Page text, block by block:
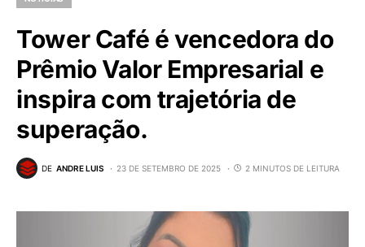
Tower Café é vencedora do
Prêmio Valor Empresarial e
inspira com trajetória de
superação.
DE ANDRE LUIS 23 DE SETEMBRO DE 2025 2 MINUTOS DE LEITURA